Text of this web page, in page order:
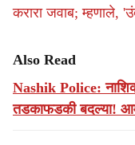
करारा जवाब; म्हणाले,
Also Read
Nashik Police:
तडकाफडकी बदल्या!